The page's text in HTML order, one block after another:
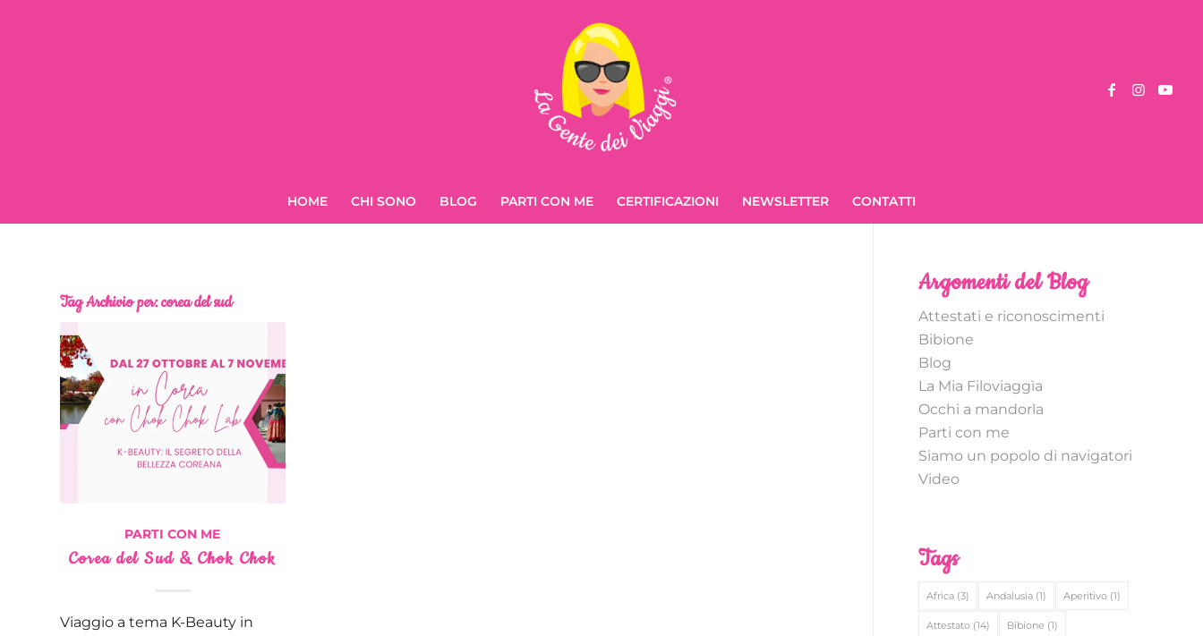
HOME CHI SONO BLOG PARTI CON ME CERTIFICAZIONI NEWSLETTER CONTATTI
Tag Archivio per:corea del sud
PARTI CON ME
Corea del Sud & Chok Chok
Viaggio a tema K-Beauty in
Argomenti del Blog
Attestati e riconoscimenti
Bibione
Blog
La Mia Filoviaggìa
Occhi a mandorla
Parti con me
Siamo un popolo di navigatori
Video
Tags
Africa(3) Andalusia(1) Aperitivo(1)
Attestato(14) Bibione (1)